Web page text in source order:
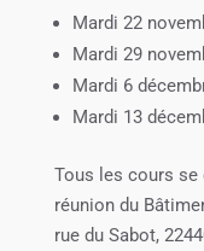
Mardi 22
Mardi 29
Mardi 6
Mardi 13
Tous les cours se
réunion du
rue du Sabot,